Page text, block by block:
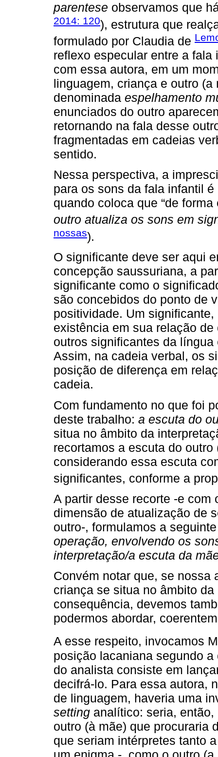
parentese observamos que
2014: 120), estrutura que
formulado por Claudia de
reflexo especular entre a
com essa autora, em um
linguagem, criança e outro
denominada espelhamento
enunciados do outro
retornando na fala desse
fragmentadas em cadeias
sentido.
Nessa perspectiva, a
para os sons da fala infantil
quando coloca que “de
outro atualiza os sons em
nossas).
O significante deve ser aqui
concepção saussuriana, a
significante como o
são concebidos do ponto de
positividade. Um
existência em sua relação
outros significantes da
Assim, na cadeia verbal, os
posição de diferença em
cadeia.
Com fundamento no que foi
deste trabalho: a escuta do
situa no âmbito da
recortamos a escuta do
considerando essa escuta
significantes, conforme a
A partir desse recorte -e com
dimensão de atualização de
outro-, formulamos a
operação, envolvendo os
interpretação/a escuta da
Convém notar que, se nossa
criança se situa no âmbito
consequência, devemos
podermos abordar,
A esse respeito, invocamos
posição lacaniana segundo
do analista consiste em
decifrá-lo. Para essa autora,
de linguagem, haveria uma
setting analítico: seria,
outro (à mãe) que procuraria
que seriam intérpretes tanto